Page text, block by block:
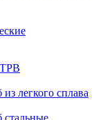
легкого сплава
стальные